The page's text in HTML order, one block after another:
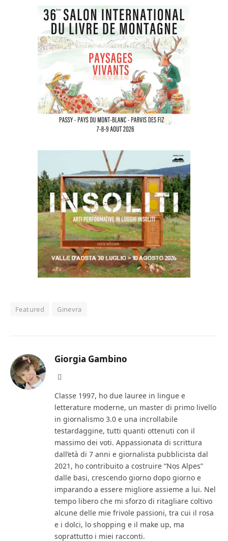
Featured Ginevra
Giorgia Gambino
Classe 1997, ho due lauree in lingue e
letterature moderne, un master di primo livello
in giornalismo 3.0 e una incrollabile
testardaggine, tutti quanti ottenuti con il
massimo dei voti. Appassionata di scrittura
dall’età di 7 anni e giornalista pubblicista dal
2021, ho contribuito a costruire “Nos Alpes”
dalle basi, crescendo giorno dopo giorno e
imparando a essere migliore assieme a lui. Nel
tempo libero che mi sforzo di ritagliare coltivo
alcune delle mie frivole passioni, tra cui il rosa
e i dolci, lo shopping e il make up, ma
soprattutto i miei racconti.